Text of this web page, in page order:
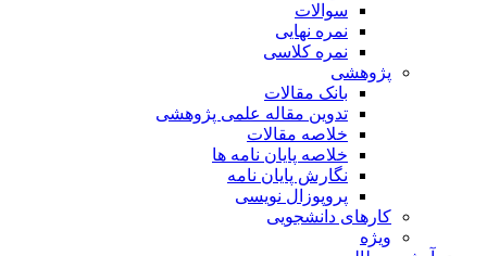
سوالات
نمره نهایی
نمره کلاسی
پژوهشی
بانک مقالات
تدوین مقاله علمی پژوهشی
خلاصه مقالات
خلاصه پایان نامه ها
نگارش پایان نامه
پروپوزال نویسی
کارهای دانشجویی
ویژه